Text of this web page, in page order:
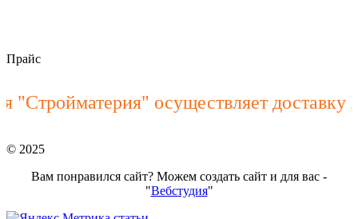
Прайс
осуществляет доставку
© 2025
Вам понравился сайт? Можем создать сайт и для вас -
"Вебстудия"